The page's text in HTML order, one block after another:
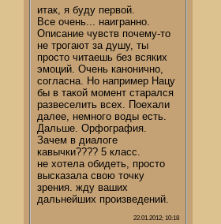
итак, я буду первой.
Все очень... наигранно.
Описание чувств почему-то
не трогают за душу, ты
просто читаешь без всяких
эмоций. Очень канонично,
согласна. Но например Нацу
бы в такой момент старался
развеселить всех. Поехали
далее, немного воды есть.
Дальше. Орфография.
Зачем в диалоге
кавычки???? 5 класс.
не хотела обидеть, просто
высказала свою точку
зрения. жду ваших
дальнейших произведений.
22.01.2012; 10:18